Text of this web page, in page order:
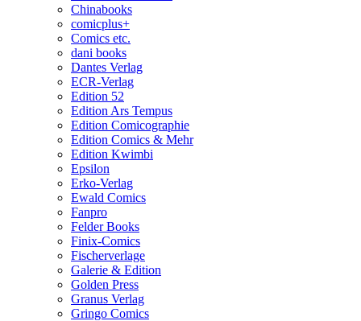
Chinabooks
comicplus+
Comics etc.
dani books
Dantes Verlag
ECR-Verlag
Edition 52
Edition Ars Tempus
Edition Comicographie
Edition Comics & Mehr
Edition Kwimbi
Epsilon
Erko-Verlag
Ewald Comics
Fanpro
Felder Books
Finix-Comics
Fischerverlage
Galerie & Edition
Golden Press
Granus Verlag
Gringo Comics